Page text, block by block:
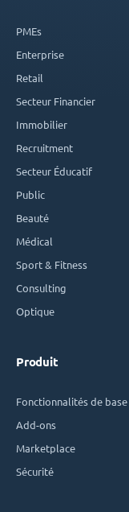
PMEs
Enterprise
Retail
Secteur Financier
Immobilier
Recruitment
Secteur Éducatif
Public
Beauté
Médical
Sport & Fitness
Consulting
Optique
Produit
Fonctionnalités de base
Add-ons
Marketplace
Sécurité